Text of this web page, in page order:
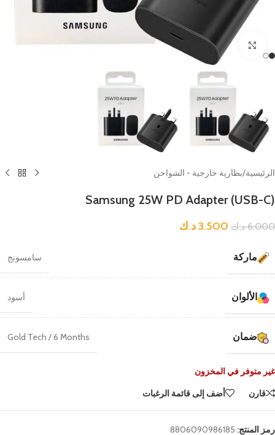
Click to enlarge
الرئيسية/بطارية خارجية - الشواحن
Samsung 25W PD Adapter (USB-C)
6.000 د.ك 3.500د.ك
ماركة سامسونج
الألوان أسود
ضمان Gold Tech / 6 Months
غير متوفر في المخزون
قارن
أضف إلى قائمة الرغبات
رمز المنتج: 8806090986185